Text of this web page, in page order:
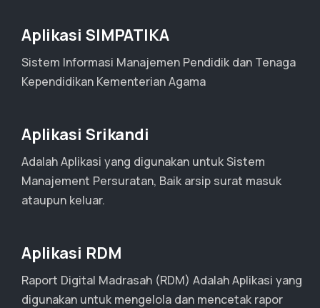
Aplikasi SIMPATIKA
Sistem Informasi Manajemen Pendidik dan Tenaga
Kependidikan Kementerian Agama
Aplikasi Srikandi
Adalah Aplikasi yang digunakan untuk Sistem
Manajement Persuratan, Baik arsip surat masuk
ataupun keluar.
Aplikasi RDM
Raport Digital Madrasah (RDM) Adalah Aplikasi yang
digunakan untuk mengelola dan mencetak rapor